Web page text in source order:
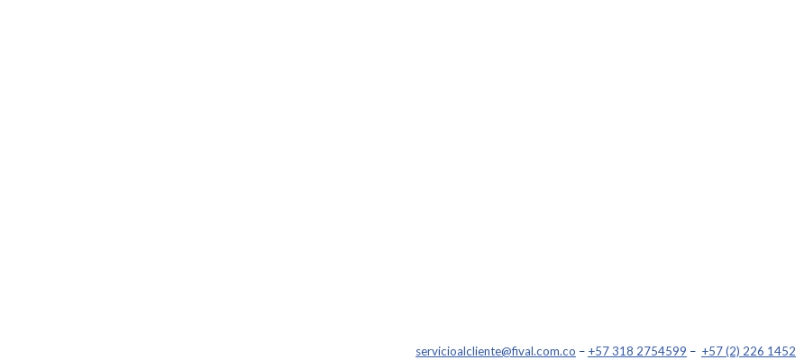
servicioalcliente@fival.com.co – +57 318 2754599 – +57 (2) 226 1452